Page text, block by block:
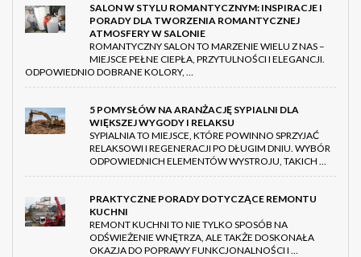
SALON W STYLU ROMANTYCZNYM: INSPIRACJE I
PORADY DLA TWORZENIA ROMANTYCZNEJ
ATMOSFERY W SALONIE
ROMANTYCZNY SALON TO MARZENIE WIELU Z NAS –
MIEJSCE PEŁNE CIEPŁA, PRZYTULNOŚCI I ELEGANCJI.
ODPOWIEDNIO DOBRANE KOLORY, …
5 POMYSŁÓW NA ARANŻACJĘ SYPIALNI DLA
WIĘKSZEJ WYGODY I RELAKSU
SYPIALNIA TO MIEJSCE, KTÓRE POWINNO SPRZYJAĆ
RELAKSOWI I REGENERACJI PO DŁUGIM DNIU. WYBÓR
ODPOWIEDNICH ELEMENTÓW WYSTROJU, TAKICH …
PRAKTYCZNE PORADY DOTYCZĄCE REMONTU
KUCHNI
REMONT KUCHNI TO NIE TYLKO SPOSÓB NA
ODŚWIEŻENIE WNĘTRZA, ALE TAKŻE DOSKONAŁA
OKAZJA DO POPRAWY FUNKCJONALNOŚCI I …